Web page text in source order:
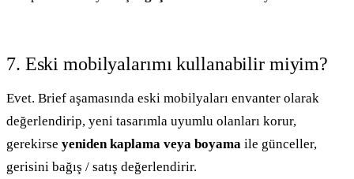
7. Eski mobilyalarımı kullanabilir miyim?
Evet. Brief aşamasında eski mobilyaları envanter olarak
değerlendirip, yeni tasarımla uyumlu olanları korur,
gerekirse yeniden kaplama veya boyama ile günceller,
gerisini bağış / satış değerlendirir.